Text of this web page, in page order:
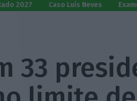
2027
Caso Luís Neves
33